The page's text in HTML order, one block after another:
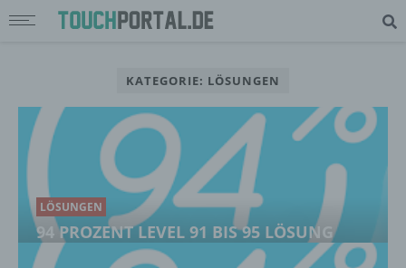
KATEGORIE: LÖSUNGEN
LÖSUNGEN
94 PROZENT LEVEL 91 BIS 95 LÖSUNG